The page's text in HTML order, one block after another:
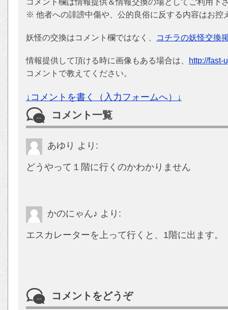
※ 他者への誹謗中傷や、公的良俗に反する内容はお控
妖怪の交換はコメント欄ではなく、 コチラの妖怪交換
情報提供して頂ける時に画像もある場合は、
http://fast-
コメントで教えてください。
↓コメントを書く（入力フォームへ）↓
コメント一覧
あゆり より:
どうやって１階に行くのかわかりません
かのにゃん♪ より:
エスカレーターを上って行くと、1階に出ます。
コメントをどうぞ